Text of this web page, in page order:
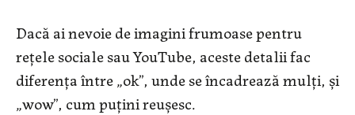
Dacă ai nevoie de imagini frumoase pentru
rețele sociale sau YouTube, aceste detalii fac
diferența între „ok”, unde se încadrează mulți, și
„wow”, cum puțini reușesc.